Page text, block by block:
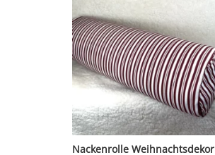
Nackenrolle Weihnachtsdekor